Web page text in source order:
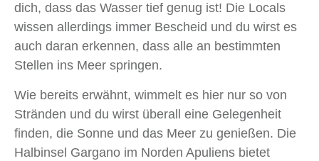
dich, dass das Wasser tief genug ist! Die Locals
wissen allerdings immer Bescheid und du wirst es
auch daran erkennen, dass alle an bestimmten
Stellen ins Meer springen.
Wie bereits erwähnt, wimmelt es hier nur so von
Stränden und du wirst überall eine Gelegenheit
finden, die Sonne und das Meer zu genießen. Die
Halbinsel Gargano im Norden Apuliens bietet